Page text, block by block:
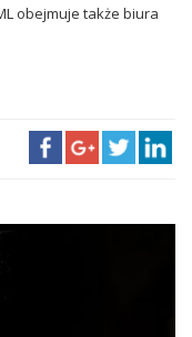
obejmuje także biura